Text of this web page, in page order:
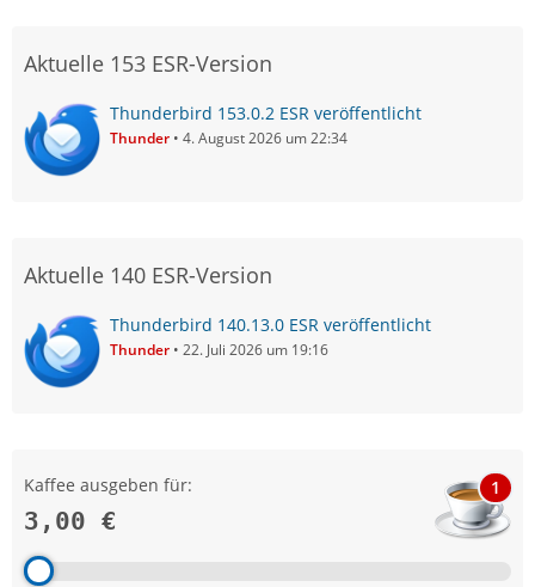
Aktuelle 153 ESR-Version
Thunderbird 153.0.2 ESR veröffentlicht
Thunder 4. August 2026 um 22:34
Aktuelle 140 ESR-Version
Thunderbird 140.13.0 ESR veröffentlicht
Thunder 22. Juli 2026 um 19:16
Kaffee ausgeben für:
3,00 €
1